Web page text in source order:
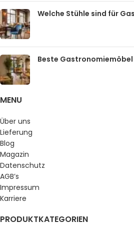
Welche Stühle sind für
Beste
MENU
Über uns
Lieferung
Blog
Magazin
Datenschutz
AGB’s
Impressum
Karriere
PRODUKTKATEGORIEN